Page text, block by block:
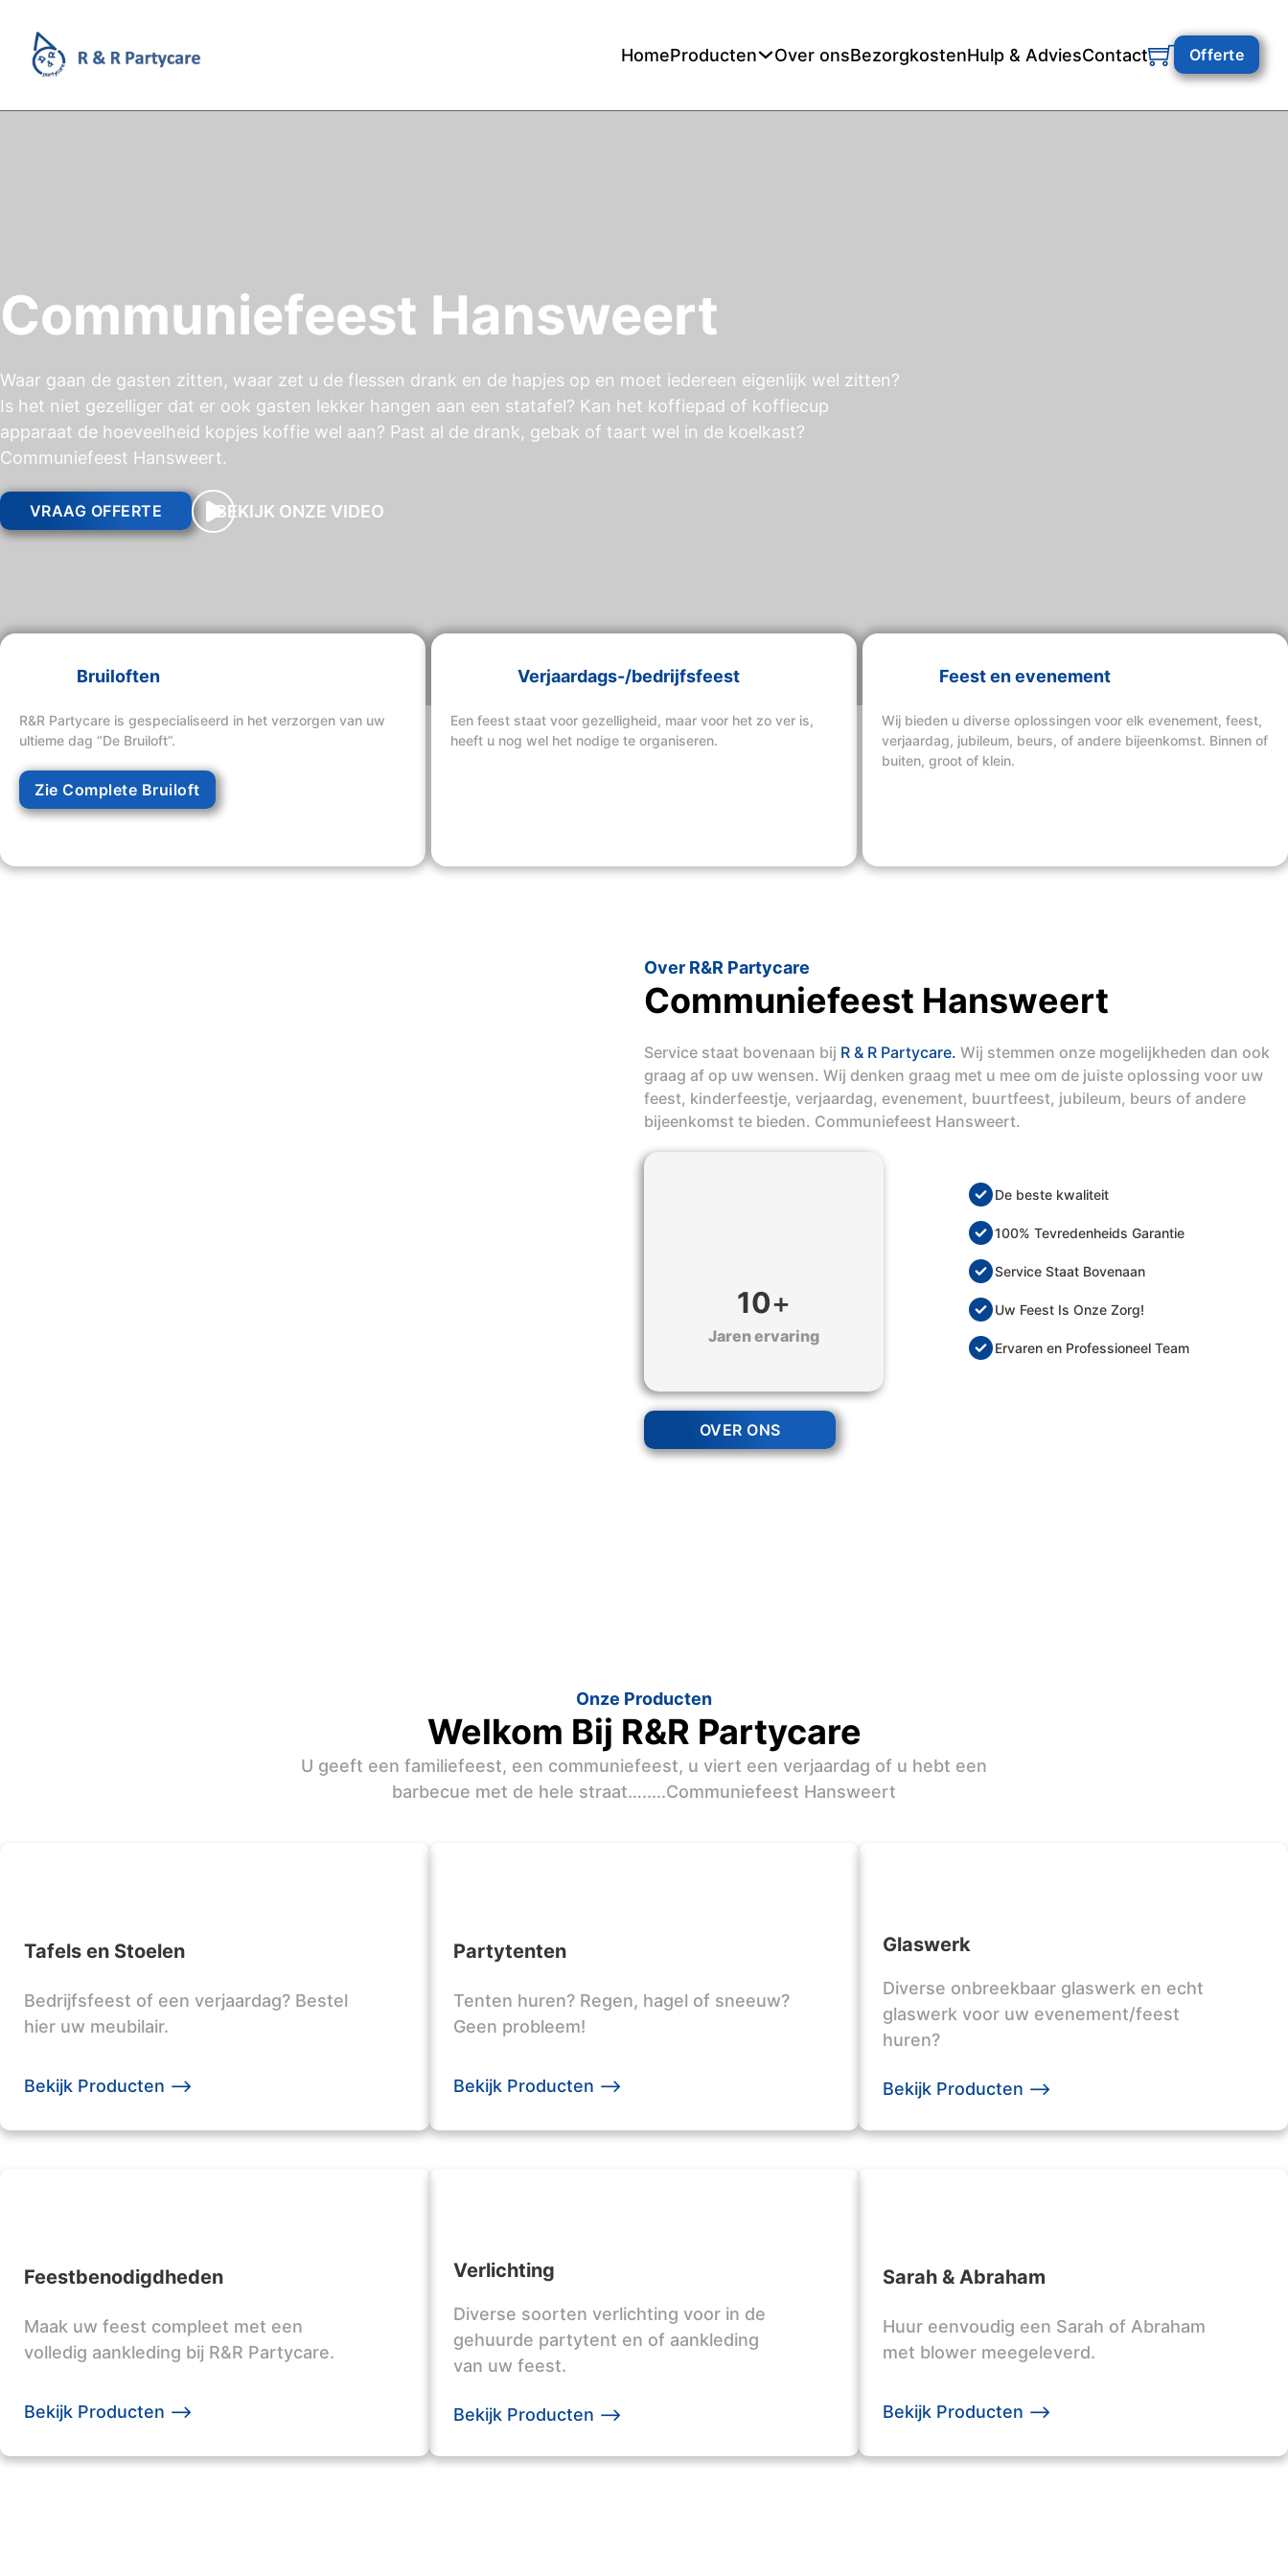
HomeProducten Over onsBezorgkostenHulp & AdviesContact Offerte
Communiefeest Hansweert
Waar gaan de gasten zitten, waar zet u de flessen drank en de hapjes op en moet iedereen eigenlijk wel zitten?
Is het niet gezelliger dat er ook gasten lekker hangen aan een statafel? Kan het koffiepad of koffiecup
apparaat de hoeveelheid kopjes koffie wel aan? Past al de drank, gebak of taart wel in de koelkast?
Communiefeest Hansweert.
VRAAG OFFERTE BEKIJK ONZE VIDEO
Bruiloften
R&R Partycare is gespecialiseerd in het verzorgen van uw
ultieme dag “De Bruiloft”.
Zie Complete Bruiloft
Verjaardags-/bedrijfsfeest
Een feest staat voor gezelligheid, maar voor het zo ver is,
heeft u nog wel het nodige te organiseren.
Feest en evenement
Wij bieden u diverse oplossingen voor elk evenement, feest,
verjaardag, jubileum, beurs, of andere bijeenkomst. Binnen of
buiten, groot of klein.
Over R&R Partycare
Communiefeest Hansweert
Service staat bovenaan bij R & R Partycare. Wij stemmen onze mogelijkheden dan ook
graag af op uw wensen. Wij denken graag met u mee om de juiste oplossing voor uw
feest, kinderfeestje, verjaardag, evenement, buurtfeest, jubileum, beurs of andere
bijeenkomst te bieden. Communiefeest Hansweert.
10+
Jaren ervaring
De beste kwaliteit
100% Tevredenheids Garantie
Service Staat Bovenaan
Uw Feest Is Onze Zorg!
Ervaren en Professioneel Team
OVER ONS
Onze Producten
Welkom Bij R&R Partycare
U geeft een familiefeest, een communiefeest, u viert een verjaardag of u hebt een
barbecue met de hele straat….....Communiefeest Hansweert
Tafels en Stoelen
Bedrijfsfeest of een verjaardag? Bestel
hier uw meubilair.
Bekijk Producten -->
Partytenten
Tenten huren? Regen, hagel of sneeuw?
Geen probleem!
Bekijk Producten -->
Glaswerk
Diverse onbreekbaar glaswerk en echt
glaswerk voor uw evenement/feest
huren?
Bekijk Producten -->
Feestbenodigdheden
Maak uw feest compleet met een
volledig aankleding bij R&R Partycare.
Bekijk Producten -->
Verlichting
Diverse soorten verlichting voor in de
gehuurde partytent en of aankleding
van uw feest.
Bekijk Producten -->
Sarah & Abraham
Huur eenvoudig een Sarah of Abraham
met blower meegeleverd.
Bekijk Producten -->